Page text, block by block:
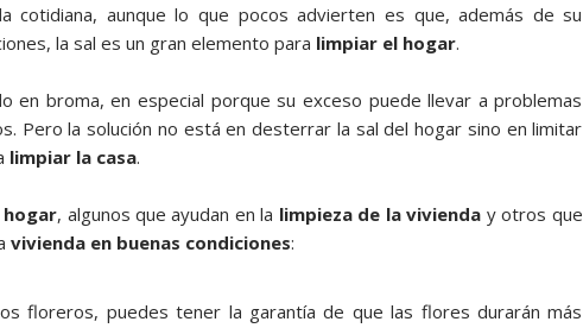
cotidiana, aunque lo que pocos advierten es que, además de su
la sal es un gran elemento para limpiar el hogar.
en broma, en especial porque su exceso puede llevar a problemas
Pero la solución no está en desterrar la sal del hogar sino en limitar
limpiar la casa.
hogar, algunos que ayudan en la limpieza de la vivienda y otros que
vivienda en buenas condiciones:
floreros, puedes tener la garantía de que las flores durarán más